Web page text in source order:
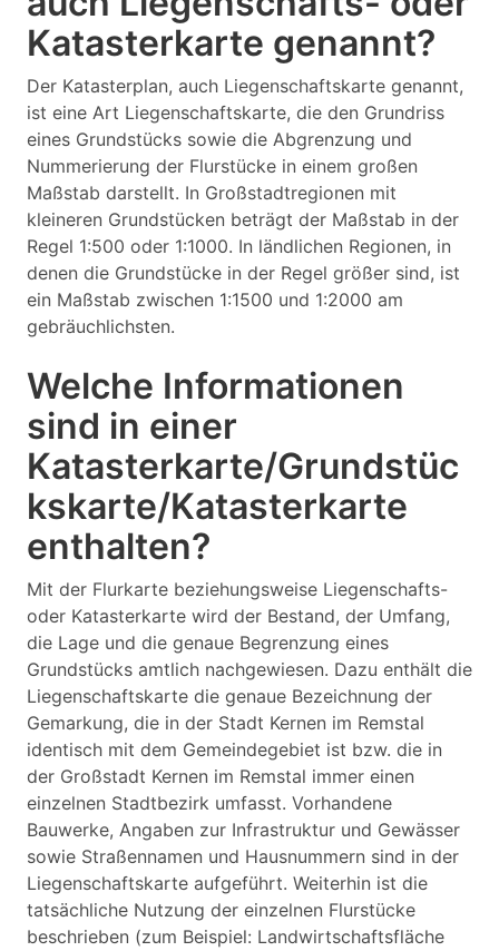
Katasterkarte genannt?
Der Katasterplan, auch Liegenschaftskarte genannt,
ist eine Art Liegenschaftskarte, die den Grundriss
eines Grundstücks sowie die Abgrenzung und
Nummerierung der Flurstücke in einem großen
Maßstab darstellt. In Großstadtregionen mit
kleineren Grundstücken beträgt der Maßstab in der
Regel 1:500 oder 1:1000. In ländlichen Regionen, in
denen die Grundstücke in der Regel größer sind, ist
ein Maßstab zwischen 1:1500 und 1:2000 am
gebräuchlichsten.
Welche Informationen
sind in einer
Katasterkarte/Grundstüc
kskarte/Katasterkarte
enthalten?
Mit der Flurkarte beziehungsweise Liegenschafts-
oder Katasterkarte wird der Bestand, der Umfang,
die Lage und die genaue Begrenzung eines
Grundstücks amtlich nachgewiesen. Dazu enthält die
Liegenschaftskarte die genaue Bezeichnung der
Gemarkung, die in der Stadt Kernen im Remstal
identisch mit dem Gemeindegebiet ist bzw. die in
der Großstadt Kernen im Remstal immer einen
einzelnen Stadtbezirk umfasst. Vorhandene
Bauwerke, Angaben zur Infrastruktur und Gewässer
sowie Straßennamen und Hausnummern sind in der
Liegenschaftskarte aufgeführt. Weiterhin ist die
tatsächliche Nutzung der einzelnen Flurstücke
beschrieben (zum Beispiel: Landwirtschaftsfläche